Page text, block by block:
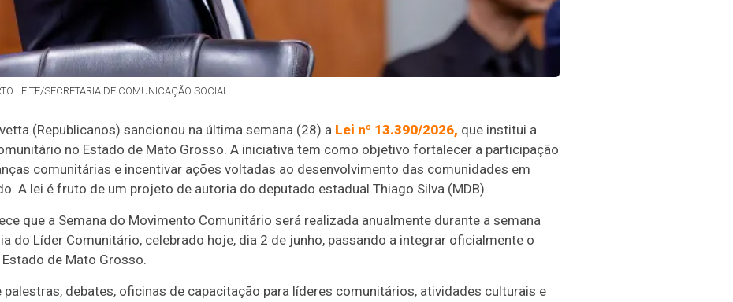
LEITE/SECRETARIA DE COMUNICAÇÃO SOCIAL
(Republicanos) sancionou na última semana (28) a Lei nº 13.390/2026, que institui a
no Estado de Mato Grosso. A iniciativa tem como objetivo fortalecer a participação
comunitárias e incentivar ações voltadas ao desenvolvimento das comunidades em
A lei é fruto de um projeto de autoria do deputado estadual Thiago Silva (MDB).
que a Semana do Movimento Comunitário será realizada anualmente durante a semana
do Líder Comunitário, celebrado hoje, dia 2 de junho, passando a integrar oficialmente o
de Mato Grosso.
palestras, debates, oficinas de capacitação para líderes comunitários, atividades culturais e